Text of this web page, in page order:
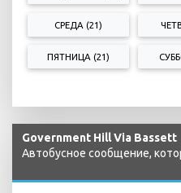
СРЕДА (21)
ПЯТНИЦА (21)
Government Hill Via Bassett
Автобусное сообщение,